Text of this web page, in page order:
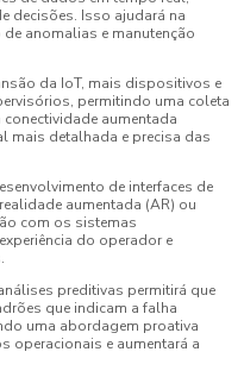
decisões. Isso ajudará na
anomalias e manutenção
da IoT, mais dispositivos e
permitindo uma coleta
aumentada
mais detalhada e precisa das
de interfaces de
aumentada (AR) ou
com os sistemas
do operador e
preditivas permitirá que
que indicam a falha
uma abordagem proativa
operacionais e aumentará a